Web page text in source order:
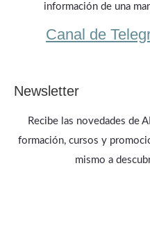
información de una
Canal de
Newsletter
Recibe las novedades de
formación, cursos y
mismo a